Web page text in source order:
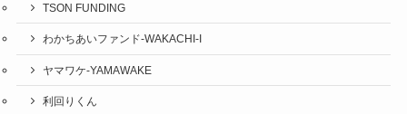
TSON FUNDING
わかちあいファンド-WAKACHI-I
ヤマワケ-YAMAWAKE
利回りくん